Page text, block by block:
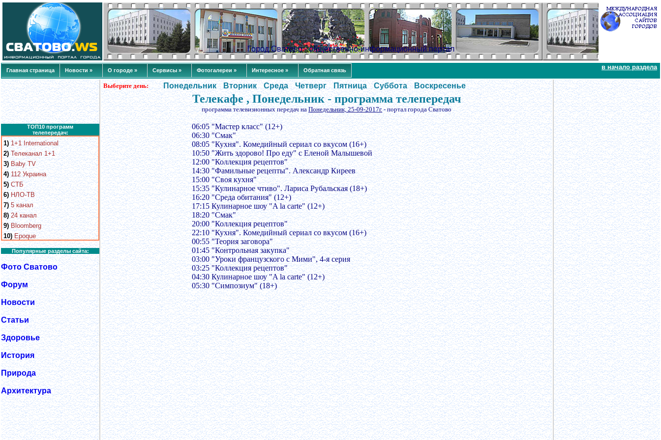
Город Сватово - общественно-информационный портал
Главная страница Новости » О городе » Сервисы » Фотогалереи » Интересное » Обратная связь в начало раздела
ТОП10 программ
телепередач:
1) 1+1 International
2) Телеканал 1+1
3) Baby TV
4) 112 Украина
5) СТБ
6) НЛО-ТВ
7) 5 канал
8) 24 канал
9) Bloomberg
10) Epoque
Популярные разделы сайта:
Фото Сватово
Форум
Новости
Статьи
Здоровье
История
Природа
Архитектура
Выберите день: Понедельник Вторник Среда Четверг Пятница Суббота Воскресенье
Телекафе , Понедельник - программа телепередач
программа телевизионных передач наПонедельник, 25-09-2017г.- портал города Сватово
06:05 "Мастер класс" (12+)
06:30 "Смак"
08:05 "Кухня". Комедийный сериал со вкусом (16+)
10:50 "Жить здорово! Про еду" с Еленой Малышевой
12:00 "Коллекция рецептов"
14:30 "Фамильные рецепты". Александр Киреев
15:00 "Своя кухня"
15:35 "Кулинарное чтиво". Лариса Рубальская (18+)
16:20 "Среда обитания" (12+)
17:15 Кулинарное шоу "A la carte" (12+)
18:20 "Смак"
20:00 "Коллекция рецептов"
22:10 "Кухня". Комедийный сериал со вкусом (16+)
00:55 "Теория заговора"
01:45 "Контрольная закупка"
03:00 "Уроки французского с Мими", 4-я серия
03:25 "Коллекция рецептов"
04:30 Кулинарное шоу "A la carte" (12+)
05:30 "Симпозиум" (18+)